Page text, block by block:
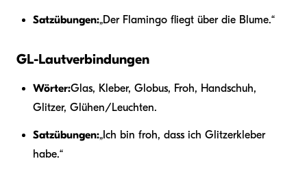
Satzübungen:„Der Flamingo fliegt über die Blume.“
GL-Lautverbindungen
Wörter:Glas, Kleber, Globus, Froh, Handschuh,
Glitzer, Glühen/Leuchten.
Satzübungen:„Ich bin froh, dass ich Glitzerkleber
habe.“